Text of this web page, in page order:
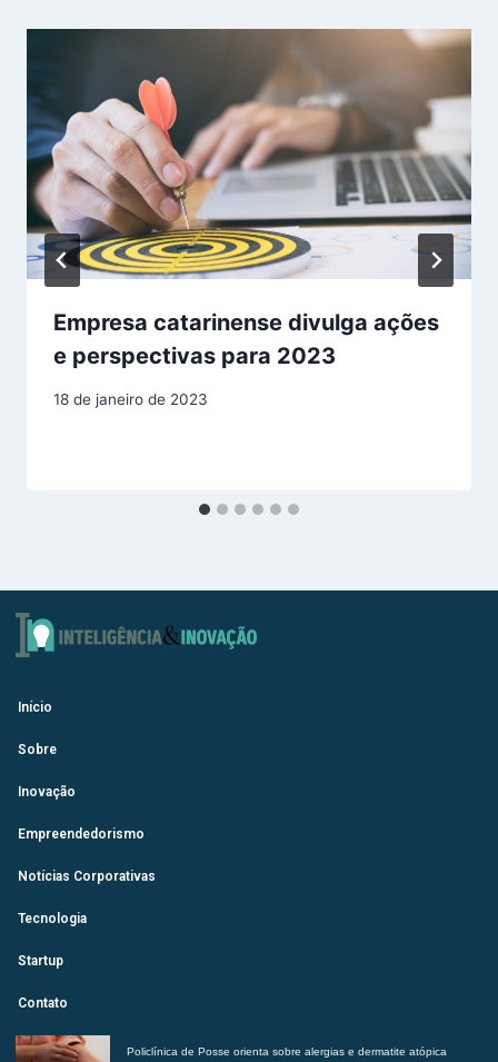
Empresa catarinense divulga ações
e perspectivas para 2023
18 de janeiro de 2023
Início
Sobre
Inovação
Empreendedorismo
Notícias Corporativas
Tecnologia
Startup
Contato
Policlínica de Posse orienta sobre alergias e dermatite atópica